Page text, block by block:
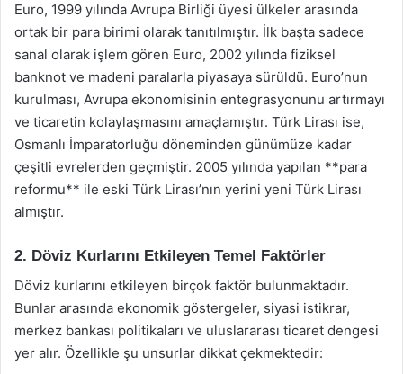
Euro, 1999 yılında Avrupa Birliği üyesi ülkeler arasında
ortak bir para birimi olarak tanıtılmıştır. İlk başta sadece
sanal olarak işlem gören Euro, 2002 yılında fiziksel
banknot ve madeni paralarla piyasaya sürüldü. Euro’nun
kurulması, Avrupa ekonomisinin entegrasyonunu artırmayı
ve ticaretin kolaylaşmasını amaçlamıştır. Türk Lirası ise,
Osmanlı İmparatorluğu döneminden günümüze kadar
çeşitli evrelerden geçmiştir. 2005 yılında yapılan **para
reformu** ile eski Türk Lirası’nın yerini yeni Türk Lirası
almıştır.
2. Döviz Kurlarını Etkileyen Temel Faktörler
Döviz kurlarını etkileyen birçok faktör bulunmaktadır.
Bunlar arasında ekonomik göstergeler, siyasi istikrar,
merkez bankası politikaları ve uluslararası ticaret dengesi
yer alır. Özellikle şu unsurlar dikkat çekmektedir: